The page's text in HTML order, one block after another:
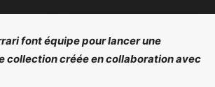
font équipe pour lancer une
collection créée en collaboration avec